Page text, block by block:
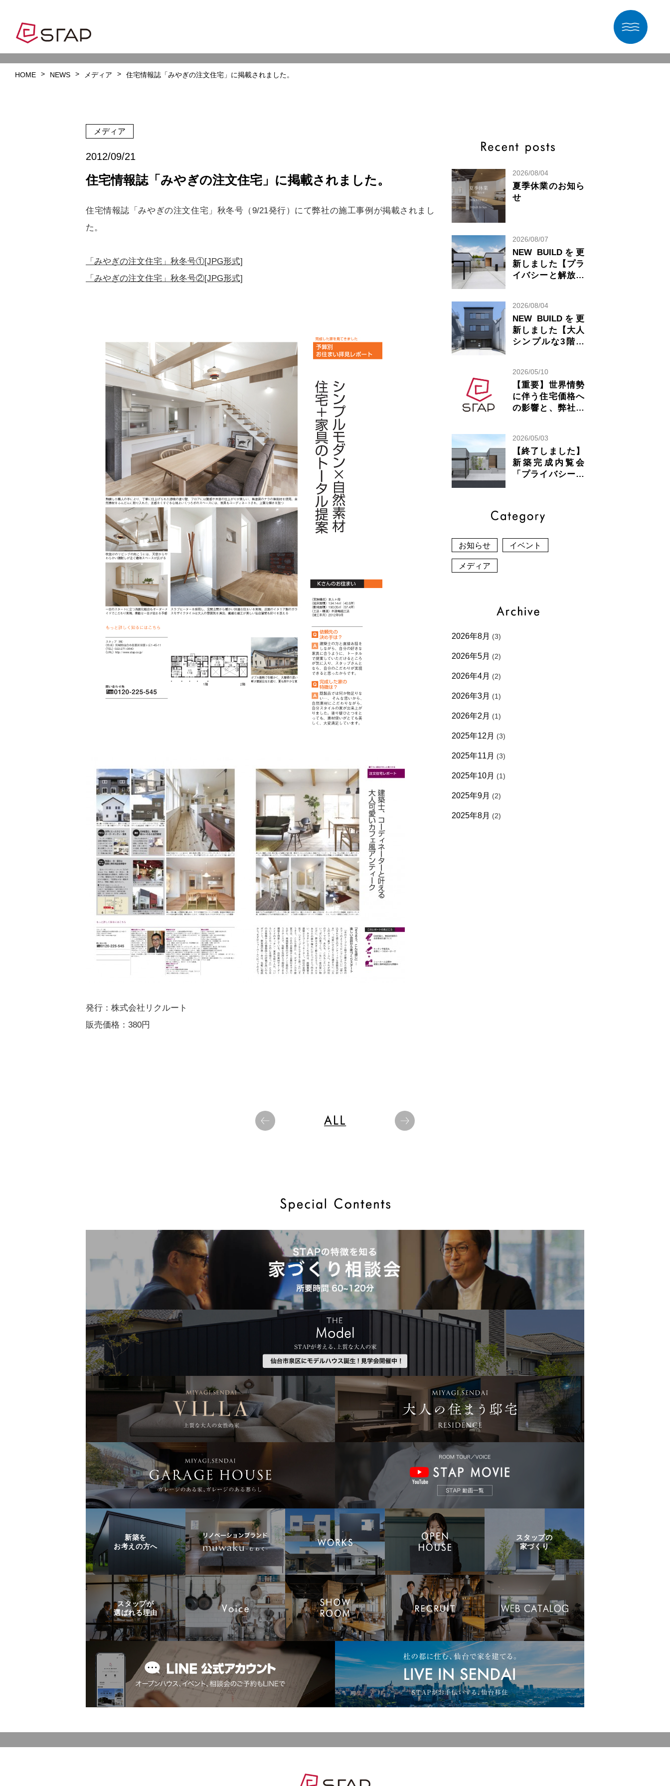
HOME NEWS メディア 住宅情報誌「みやぎの注文住宅」に掲載されました。
メディア
2012/09/21
住宅情報誌「みやぎの注文住宅」に掲載されました。
住宅情報誌「みやぎの注文住宅」秋冬号（9/21発行）にて弊社の施工事例が掲載されまし
た。
「みやぎの注文住宅」秋冬号①[JPG形式]
「みやぎの注文住宅」秋冬号②[JPG形式]
発行：株式会社リクルート
販売価格：380円
2026/08/04
夏季休業のお知ら
せ
2026/08/07
NEW BUILDを更
新しました【プラ
イバシーと解放感
2026/08/04
NEW BUILDを更
新しました【大人
シンプルな3階建
2026/05/10
【重要】世界情勢
に伴う住宅価格へ
の影響と、弊社の
2026/05/03
【終了しました】
新築完成内覧会
「プライバシーと
お知らせ イベント
メディア
2026年8月 (3)
2026年5月 (2)
2026年4月 (2)
2026年3月 (1)
2026年2月 (1)
2025年12月 (3)
2025年11月 (3)
2025年10月 (1)
2025年9月 (2)
2025年8月 (2)
新築を
お考えの方へ
スタップの
家づくり
スタップが
選ばれる理由